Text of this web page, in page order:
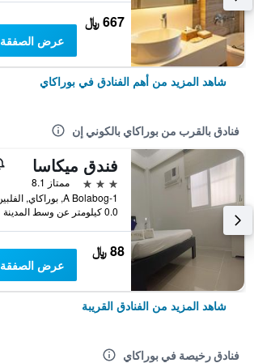
667 ﷼
عرض الصفقة
شاهد المزيد من أهم الفنادق في بوراكاي
فنادق بالقرب من بوراكاي بالكوني إن
فندق ميكاسا
3 نجوم
ممتاز 8.1
1-A Bolabog, بوراكاي, الفلبين
0.0 كيلومتر عن وسط المدينة
88 ﷼
عرض الصفقة
شاهد المزيد من الفنادق القريبة
فنادق رخيصة في بوراكاي